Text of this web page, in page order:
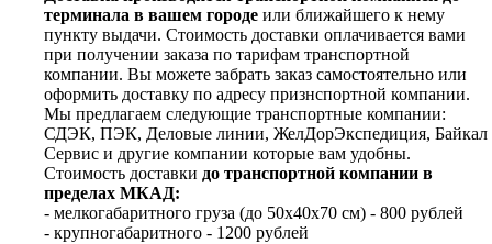
терминала в вашем городе или ближайшего к нему
пункту выдачи. Стоимость доставки оплачивается вами
при получении заказа по тарифам транспортной
компании. Вы можете забрать заказ самостоятельно или
оформить доставку по адресу признспортной компании.
Мы предлагаем следующие транспортные компании:
СДЭК, ПЭК, Деловые линии, ЖелДорЭкспедиция, Байкал
Сервис и другие компании которые вам удобны.
Стоимость доставки до транспортной компании в
пределах МКАД:
- мелкогабаритного груза (до 50х40х70 см) - 800 рублей
- крупногабаритного - 1200 рублей